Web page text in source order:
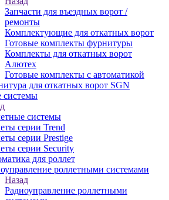
Запчасти для въездных ворот /
ремонты
Комплектующие для откатных ворот
Готовые комплекты фурнитуры
Комплекты для откатных ворот
Алютех
Готовые комплекты с автоматикой
для откатных ворот SGN
системы
системы
серии Trend
серии Prestige
серии Security
для роллет
роллетными системами
Назад
Радиоуправление роллетными